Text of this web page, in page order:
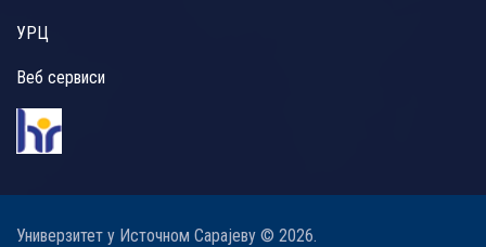
УРЦ
Веб сервиси
Универзитет у Источном Сарајеву © 2026.